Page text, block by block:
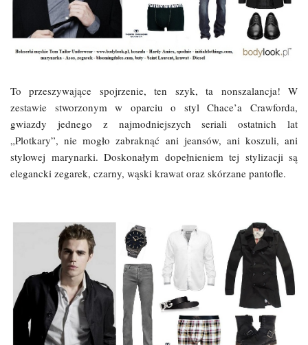
To przeszywające spojrzenie, ten szyk, ta nonszalancja! W
zestawie stworzonym w oparciu o styl Chace’a Crawforda,
gwiazdy jednego z najmodniejszych seriali ostatnich lat
„Plotkary”, nie mogło zabraknąć ani jeansów, ani koszuli, ani
stylowej marynarki. Doskonałym dopełnieniem tej stylizacji są
elegancki zegarek, czarny, wąski krawat oraz skórzane pantofle.